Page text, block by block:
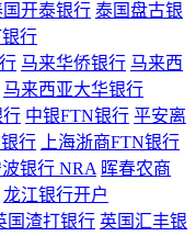
国开泰银行 泰国盘古银
行
马来华侨银行 马来西
马来西亚大华银行
行 中银FTN银行 平安离
行
上海浙商FTN银行
波银行 NRA 晖春农商
龙江银行开户
国渣打银行 英国汇丰银